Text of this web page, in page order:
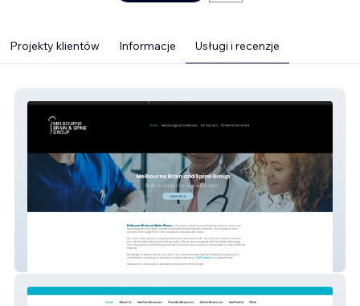
Projekty klientów Informacje Usługi i recenzje
Brainandspine Com Au